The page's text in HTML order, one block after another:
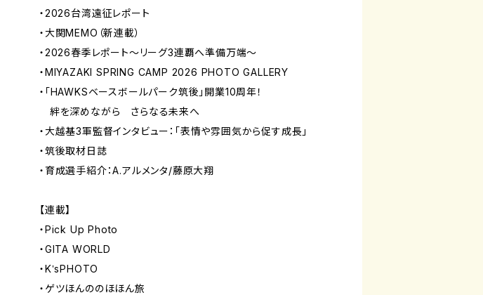
・2026台湾遠征レポート
・大関MEMO（新連載）
・2026春季レポート～リーグ3連覇へ準備万端～
・MIYAZAKI SPRING CAMP 2026 PHOTO GALLERY
・「HAWKSベースボールパーク筑後」開業10周年！
絆を深めながら さらなる未来へ
・大越基3軍監督インタビュー：「表情や雰囲気から促す成長」
・筑後取材日誌
・育成選手紹介：A.アルメンタ/藤原大翔
【連載】
・Pick Up Photo
・GITA WORLD
・K‛sPHOTO
・ゲツほんののほほん旅